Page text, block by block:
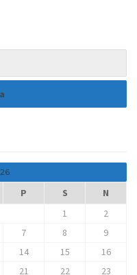
P S
N
1
2
7 8
9
14 15
16
21 22 23